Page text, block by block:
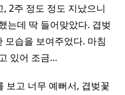
2주 정도 정도 지났으니
는데 딱 들어맞았다. 겹벚
모습을 보여주었다. 마침
있어 조금…
보고 너무 예뻐서, 겹벚꽃